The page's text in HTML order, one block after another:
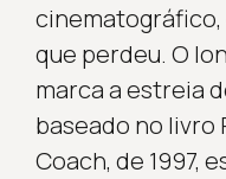
que perdeu. O
marca a estreia
baseado no livro
Coach, de 1997,